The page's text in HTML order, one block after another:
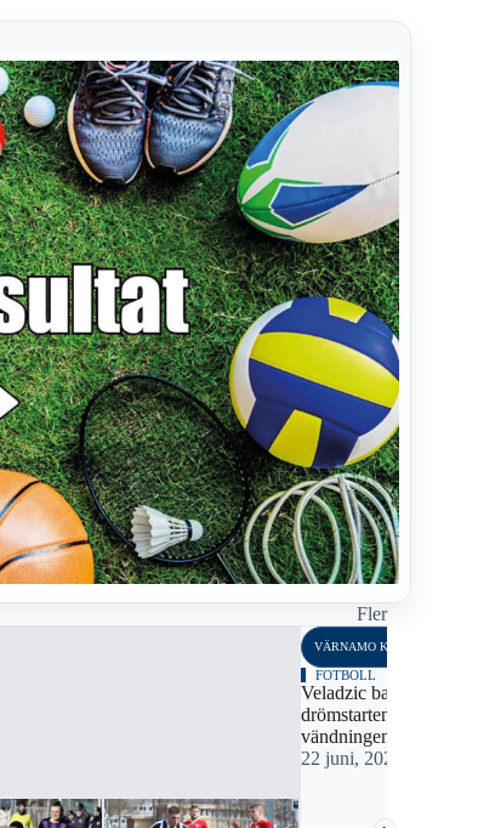
Fler
VÄRNAMO KOMMUN
FOTBOLL
Veladzic bakom
drömstarten och
vändningen för V-Södra
22 juni, 2022 22:49